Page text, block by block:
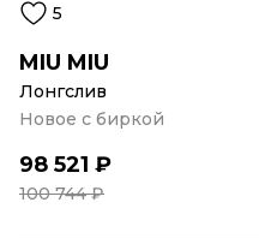
5
MIU MIU
Лонгслив
Новое с биркой
98 521 ₽
100 744 ₽